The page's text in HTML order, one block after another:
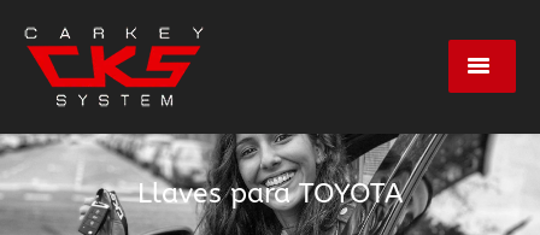
Servicios
Marcas
Llaves para TOYOTA